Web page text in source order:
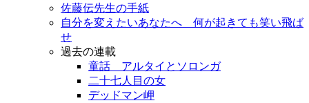
佐藤伝先生の手紙
自分を変えたいあなたへ 何が起きても笑い飛ば
せ
過去の連載
童話 アルタイとソロンガ
二十七人目の女
デッドマン岬